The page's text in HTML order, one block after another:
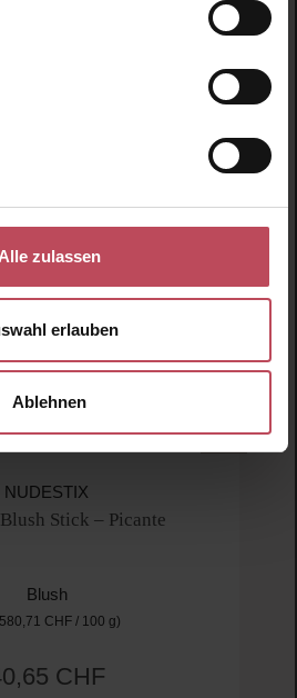
Alle zulassen
erlauben
Ablehnen
NUDESTIX
Stick – Picante
Blush
CHF / 100 g)
Regulärer Preis:
CHF